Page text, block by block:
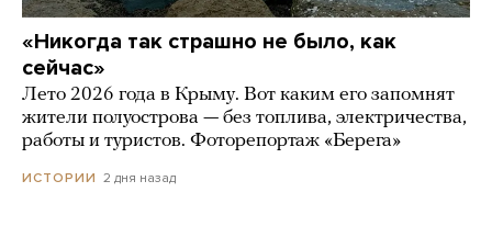
«Никогда так страшно не было, как
сейчас»
Лето 2026 года в Крыму. Вот каким его запомнят
жители полуострова — без топлива, электричества,
работы и туристов. Фоторепортаж «Берега»
ИСТОРИИ 2 дня назад